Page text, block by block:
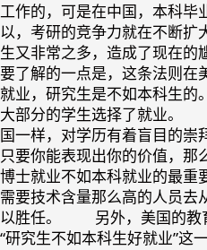
工作的，可是在中国，本科毕
以，考研的竞争力就在不断扩
生又非常之多，造成了现在
要了解的一点是，这条法则在
就业，研究生是不如本科生的
大部分的学生选择了就业。
国一样，对学历有着盲目的崇
只要你能表现出你的价值，
博士就业不如本科就业的最重
需要技术含量那么高的人员去
以胜任。 另外，美国的教
“研究生不如本科生好就业”这